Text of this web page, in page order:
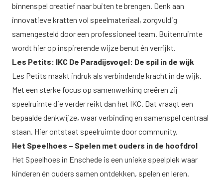
binnenspel creatief naar buiten te brengen. Denk aan
innovatieve kratten vol speelmateriaal, zorgvuldig
samengesteld door een professioneel team. Buitenruimte
wordt hier op inspirerende wijze benut én verrijkt.
Les Petits: IKC De Paradijsvogel: De spil in de wijk
Les Petits maakt indruk als verbindende kracht in de wijk.
Met een sterke focus op samenwerking creëren zij
speelruimte die verder reikt dan het IKC. Dat vraagt een
bepaalde denkwijze, waar verbinding en samenspel centraal
staan. Hier ontstaat speelruimte door community.
Het Speelhoes – Spelen met ouders in de hoofdrol
Het Speelhoes in Enschede is een unieke speelplek waar
kinderen én ouders samen ontdekken, spelen en leren.